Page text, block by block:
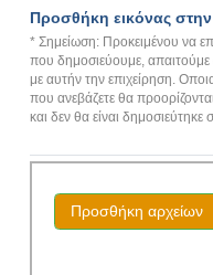
Προσθήκη εικόνας στην
* Σημείωση: Προκειμένου να
που δημοσιεύουμε, απαιτούμε
με αυτήν την επιχείρηση.
που ανεβάζετε θα
και δεν θα είναι δημοσιεύτηκε
Προσθήκη αρχείων